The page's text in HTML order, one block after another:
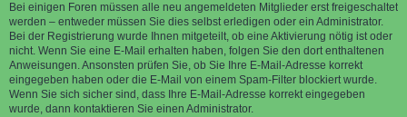
Bei einigen Foren müssen alle neu angemeldeten Mitglieder erst freigeschaltet
werden – entweder müssen Sie dies selbst erledigen oder ein Administrator.
Bei der Registrierung wurde Ihnen mitgeteilt, ob eine Aktivierung nötig ist oder
nicht. Wenn Sie eine E-Mail erhalten haben, folgen Sie den dort enthaltenen
Anweisungen. Ansonsten prüfen Sie, ob Sie Ihre E-Mail-Adresse korrekt
eingegeben haben oder die E-Mail von einem Spam-Filter blockiert wurde.
Wenn Sie sich sicher sind, dass Ihre E-Mail-Adresse korrekt eingegeben
wurde, dann kontaktieren Sie einen Administrator.